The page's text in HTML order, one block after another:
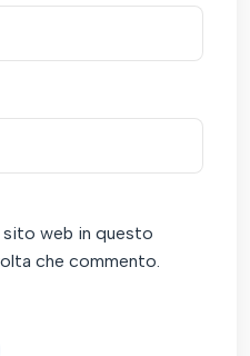
sito web in questo
che commento.